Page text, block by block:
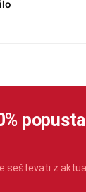
seštevati z